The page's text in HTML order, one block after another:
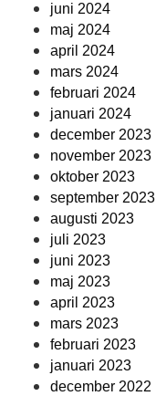
juni 2024
maj 2024
april 2024
mars 2024
februari 2024
januari 2024
december 2023
november 2023
oktober 2023
september 2023
augusti 2023
juli 2023
juni 2023
maj 2023
april 2023
mars 2023
februari 2023
januari 2023
december 2022